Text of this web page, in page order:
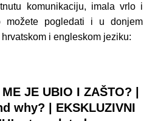
komunikaciju, imala vrlo i
možete pogledati i u donjem
i engleskom jeziku:
JE UBIO I ZAŠTO? |
why? | EKSKLUZIVNI